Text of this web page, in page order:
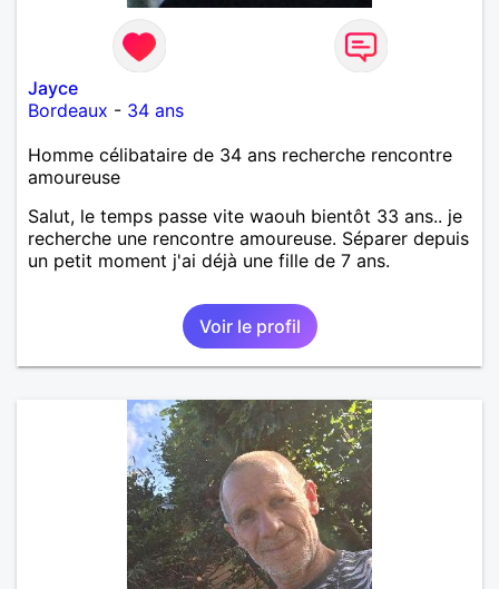
Jayce
Bordeaux - 34 ans
Homme célibataire de 34 ans recherche rencontre
amoureuse
Salut, le temps passe vite waouh bientôt 33 ans.. je
recherche une rencontre amoureuse. Séparer depuis
un petit moment j'ai déjà une fille de 7 ans.
Voir le profil